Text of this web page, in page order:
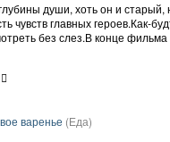
души, хоть он и старый,
чувств главных героев.Как-
без слез.В конце фильма
варенье (Еда)